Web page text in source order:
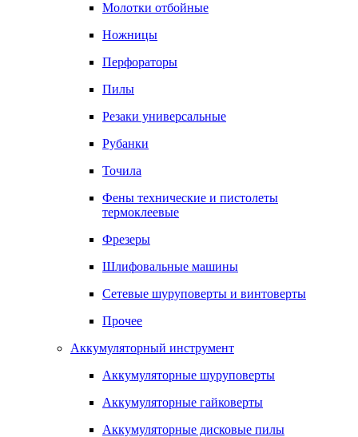
Молотки отбойные
Ножницы
Перфораторы
Пилы
Резаки универсальные
Рубанки
Точила
Фены технические и пистолеты
термоклеевые
Фрезеры
Шлифовальные машины
Сетевые шуруповерты и винтоверты
Прочее
Аккумуляторный инструмент
Аккумуляторные шуруповерты
Аккумуляторные гайковерты
Аккумуляторные дисковые пилы